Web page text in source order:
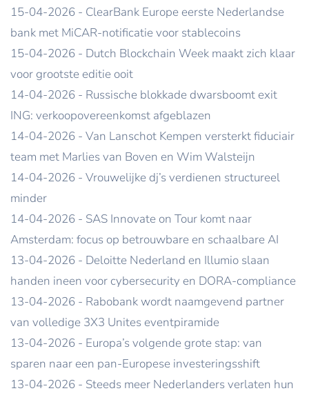
15-04-2026 - ClearBank Europe eerste Nederlandse
bank met MiCAR-notificatie voor stablecoins
15-04-2026 - Dutch Blockchain Week maakt zich klaar
voor grootste editie ooit
14-04-2026 - Russische blokkade dwarsboomt exit
ING: verkoopovereenkomst afgeblazen
14-04-2026 - Van Lanschot Kempen versterkt fiduciair
team met Marlies van Boven en Wim Walsteijn
14-04-2026 - Vrouwelijke dj’s verdienen structureel
minder
14-04-2026 - SAS Innovate on Tour komt naar
Amsterdam: focus op betrouwbare en schaalbare AI
13-04-2026 - Deloitte Nederland en Illumio slaan
handen ineen voor cybersecurity en DORA-compliance
13-04-2026 - Rabobank wordt naamgevend partner
van volledige 3X3 Unites eventpiramide
13-04-2026 - Europa’s volgende grote stap: van
sparen naar een pan-Europese investeringsshift
13-04-2026 - Steeds meer Nederlanders verlaten hun